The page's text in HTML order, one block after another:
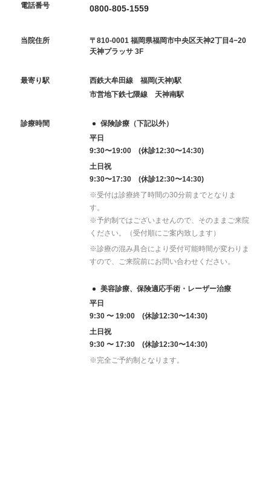
電話番号 0800-805-1559
当院住所
〒810-0001 福岡県福岡市中央区天神2丁目4−20
天神プラッサ 3F
最寄り駅
西鉄大牟田線 福岡(天神)駅
市営地下鉄七隈線 天神南駅
診療時間
保険診療（下記以外）
平日
9:30〜19:00 (休診12:30〜14:30)
土日祝
9:30〜17:30 (休診12:30〜14:30)
※受付は診療終了時間の30分前までとなりま
す。
※予約制ではございませんので、そのままご来院
ください。（受付順にご案内致します）
※診療の混み具合により受付可能時間が変わりま
すので、ご来院前にお問い合わせください。
美容診療、保険適応手術・レーザー治療
平日
9:30 〜 19:00 (休診12:30〜14:30)
土日祝
9:30 〜 17:30 (休診12:30〜14:30)
※完全ご予約制となります。